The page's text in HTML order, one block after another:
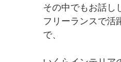
その中でもお話し
フリーランスで活
で、